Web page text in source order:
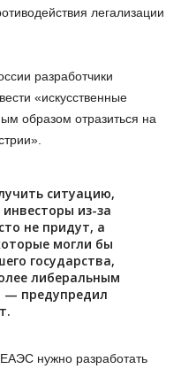
легализации
разработчики
«искусственные
образом отразиться на
ситуацию,
из-за
не придут, а
могли бы
государства,
либеральным
— предупредил
нужно разработать